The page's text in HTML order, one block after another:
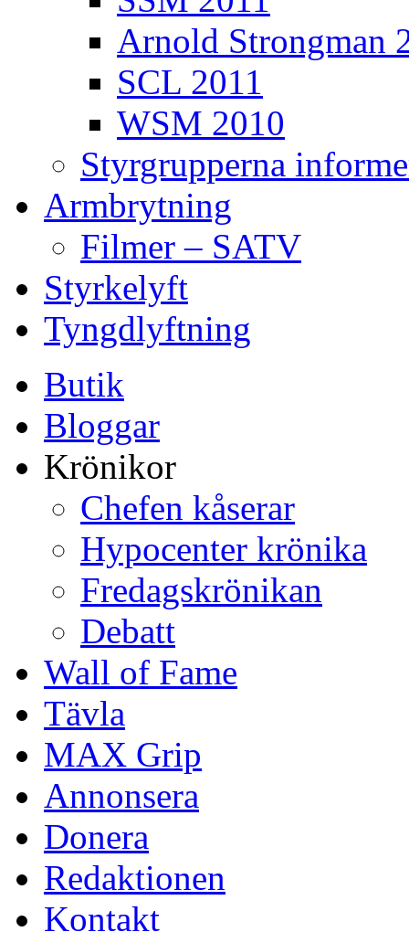
Arnold Strongman
SCL 2011
WSM 2010
Styrgrupperna
Armbrytning
Filmer – SATV
Styrkelyft
Tyngdlyftning
Butik
Bloggar
Krönikor
Chefen kåserar
Hypocenter krönika
Fredagskrönikan
Debatt
Wall of Fame
Tävla
MAX Grip
Annonsera
Donera
Redaktionen
Kontakt